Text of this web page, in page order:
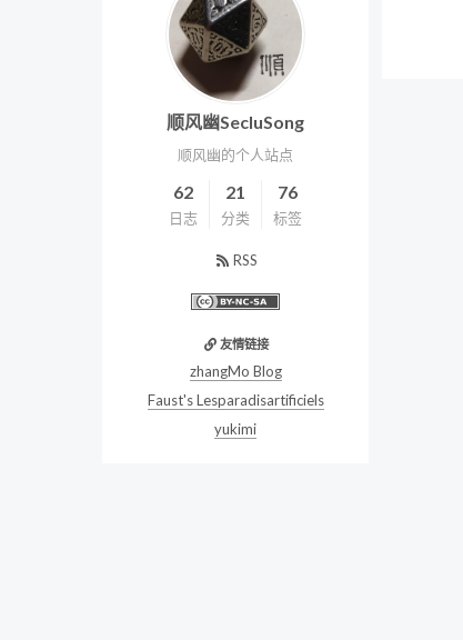
顺风幽SecluSong
顺风幽的个人站点
62
日志
21
分类
76
标签
RSS
友情链接
zhangMo Blog
Faust's Lesparadisartificiels
yukimi